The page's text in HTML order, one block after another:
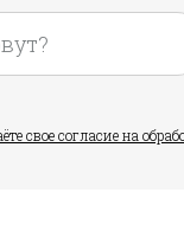
свое согласие на